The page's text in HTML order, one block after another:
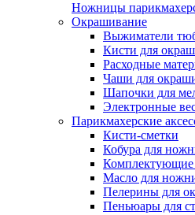
Ножницы
Окрашивание
Выжиматели
Кисти для
Расходные
Чаши для
Шапочки для
Электронные
Парикмахерские
Кисти-сметки
Кобура для
Комплектующие
Масло для
Пелерины для
Пеньюары для